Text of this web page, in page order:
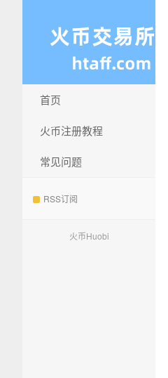
首页
火币注册教程
常见问题
RSS订阅
火币Huobi